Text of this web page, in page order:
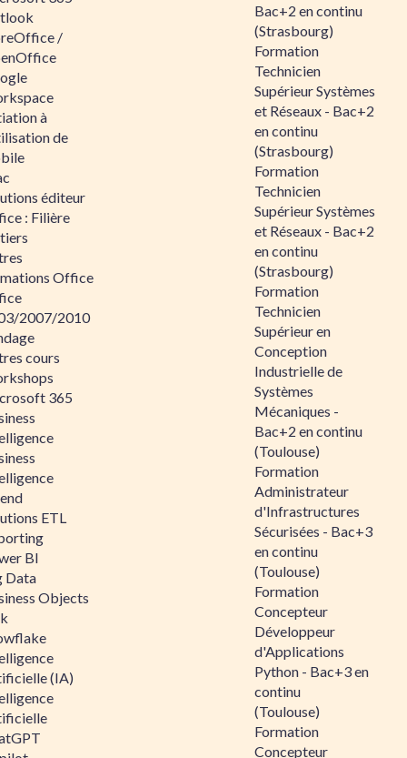
/
à
de
éditeur
: Filière
Office
2007/2010
cours
365
ETL
BI
Data
Objects
(IA)
Bac+2 en continu
(Strasbourg)
Formation
Technicien
Supérieur Systèmes
et Réseaux - Bac+2
en continu
(Strasbourg)
Formation
Technicien
Supérieur Systèmes
et Réseaux - Bac+2
en continu
(Strasbourg)
Formation
Technicien
Supérieur en
Conception
Industrielle de
Systèmes
Mécaniques -
Bac+2 en continu
(Toulouse)
Formation
Administrateur
d'Infrastructures
Sécurisées - Bac+3
en continu
(Toulouse)
Formation
Concepteur
Développeur
d'Applications
Python - Bac+3 en
continu
(Toulouse)
Formation
Concepteur